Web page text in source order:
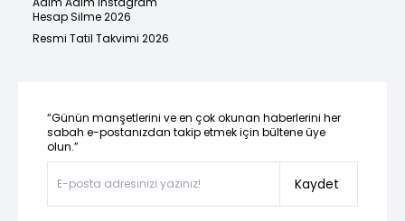
Hesap Silme 2026
Resmi Tatil Takvimi 2026
“Günün manşetlerini ve en çok okunan haberlerini her
sabah e-postanızdan takip etmek için bültene üye
olun.”
Kaydet